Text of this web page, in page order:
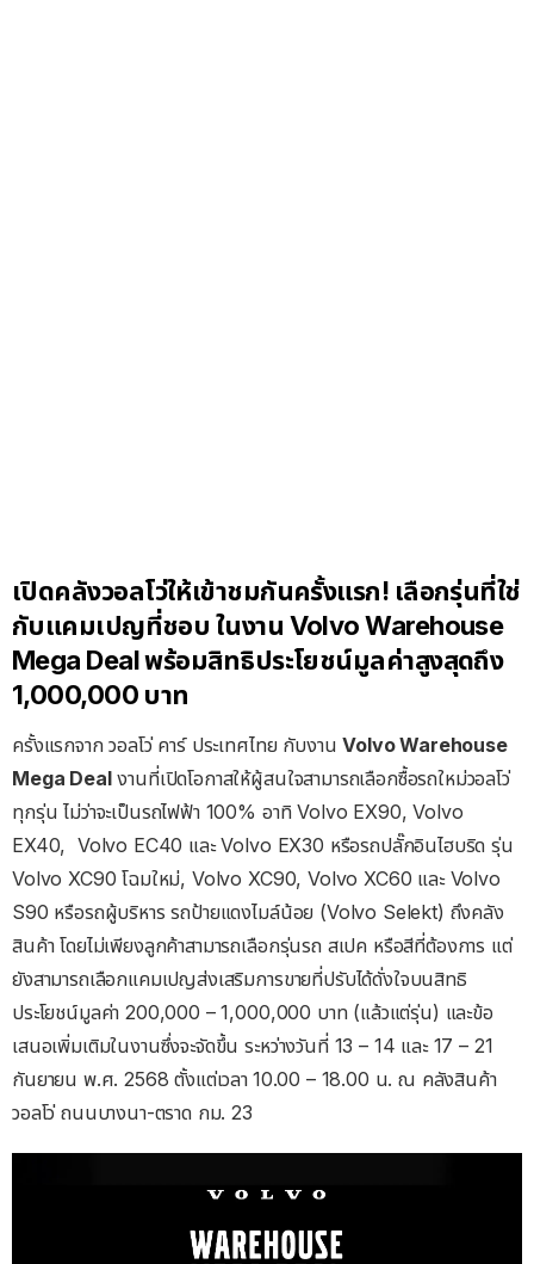
เปิดคลังวอลโว่ให้เข้าชมกันครั้งแรก! เลือกรุ่นที่ใช่
กับแคมเปญที่ชอบ ในงาน Volvo Warehouse
Mega Deal พร้อมสิทธิประโยชน์มูลค่าสูงสุดถึง
1,000,000 บาท
ครั้งแรกจาก วอลโว่ คาร์ ประเทศไทย กับงานVolvo Warehouse
Mega Dealงานที่เปิดโอกาสให้ผู้สนใจสามารถเลือกซื้อรถใหม่วอลโว่
ทุกรุ่น ไม่ว่าจะเป็นรถไฟฟ้า 100% อาทิ Volvo EX90, Volvo
EX40, Volvo EC40 และ Volvo EX30 หรือรถปลั๊กอินไฮบริด รุ่น
Volvo XC90 โฉมใหม่, Volvo XC90, Volvo XC60 และ Volvo
S90 หรือรถผู้บริหาร รถป้ายแดงไมล์น้อย (Volvo Selekt) ถึงคลัง
สินค้า โดยไม่เพียงลูกค้าสามารถเลือกรุ่นรถ สเปค หรือสีที่ต้องการ แต่
ยังสามารถเลือกแคมเปญส่งเสริมการขายที่ปรับได้ดั่งใจบนสิทธิ
ประโยชน์มูลค่า 200,000 – 1,000,000 บาท (แล้วแต่รุ่น) และข้อ
เสนอเพิ่มเติมในงานซึ่งจะจัดขึ้น ระหว่างวันที่ 13 – 14 และ 17 – 21
กันยายน พ.ศ. 2568 ตั้งแต่เวลา 10.00 – 18.00 น. ณ คลังสินค้า
วอลโว่ ถนนบางนา-ตราด กม. 23